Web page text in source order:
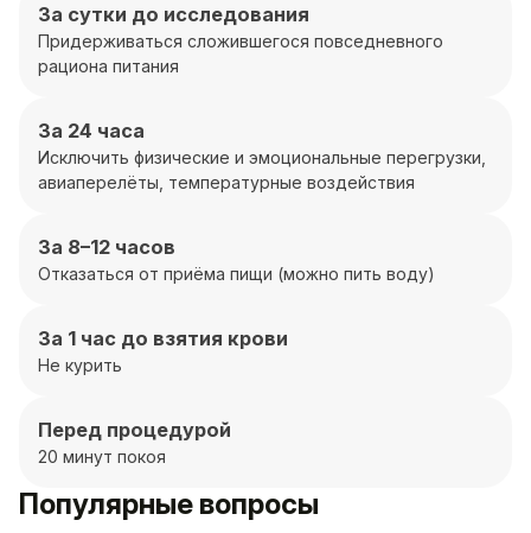
За сутки до исследования
Придерживаться сложившегося повседневного
рациона питания
За 24 часа
Исключить физические и эмоциональные перегрузки,
авиаперелёты, температурные воздействия
За 8–12 часов
Отказаться от приёма пищи (можно пить воду)
За 1 час до взятия крови
Не курить
Перед процедурой
20 минут покоя
Популярные вопросы